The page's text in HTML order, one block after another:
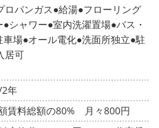
ロパンガス 給湯 フローリング
シャワー 室内洗濯置場 バス・
車場 オール電化 洗面所独立 駐
居可
年
賃料総額の80% 月々800円